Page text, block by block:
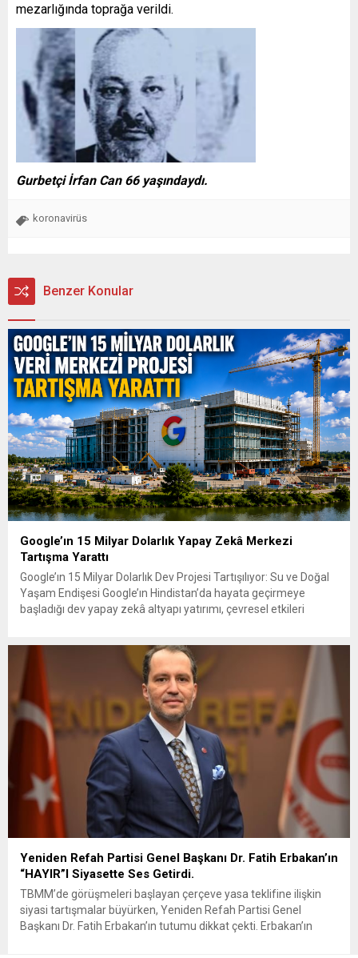
mezarlığında toprağa verildi.
Gurbetçi İrfan Can 66 yaşındaydı.
koronavirüs
Benzer Konular
Google’ın 15 Milyar Dolarlık Yapay Zekâ Merkezi
Tartışma Yarattı
Google’ın 15 Milyar Dolarlık Dev Projesi Tartışılıyor: Su ve Doğal
Yaşam Endişesi Google’ın Hindistan’da hayata geçirmeye
başladığı dev yapay zekâ altyapı yatırımı, çevresel etkileri
15 milyar dolarlık yatırım, Google’ın Hindistan’daki bugüne
kadarki en büyük yatırımı niteliğinde. Google, projeyi...
Yeniden Refah Partisi Genel Başkanı Dr. Fatih Erbakan’ın
“HAYIR”I Siyasette Ses Getirdi.
TBMM’de görüşmeleri başlayan çerçeve yasa teklifine ilişkin
siyasi tartışmalar büyürken, Yeniden Refah Partisi Genel
Başkanı Dr. Fatih Erbakan’ın tutumu dikkat çekti. Erbakan’ın